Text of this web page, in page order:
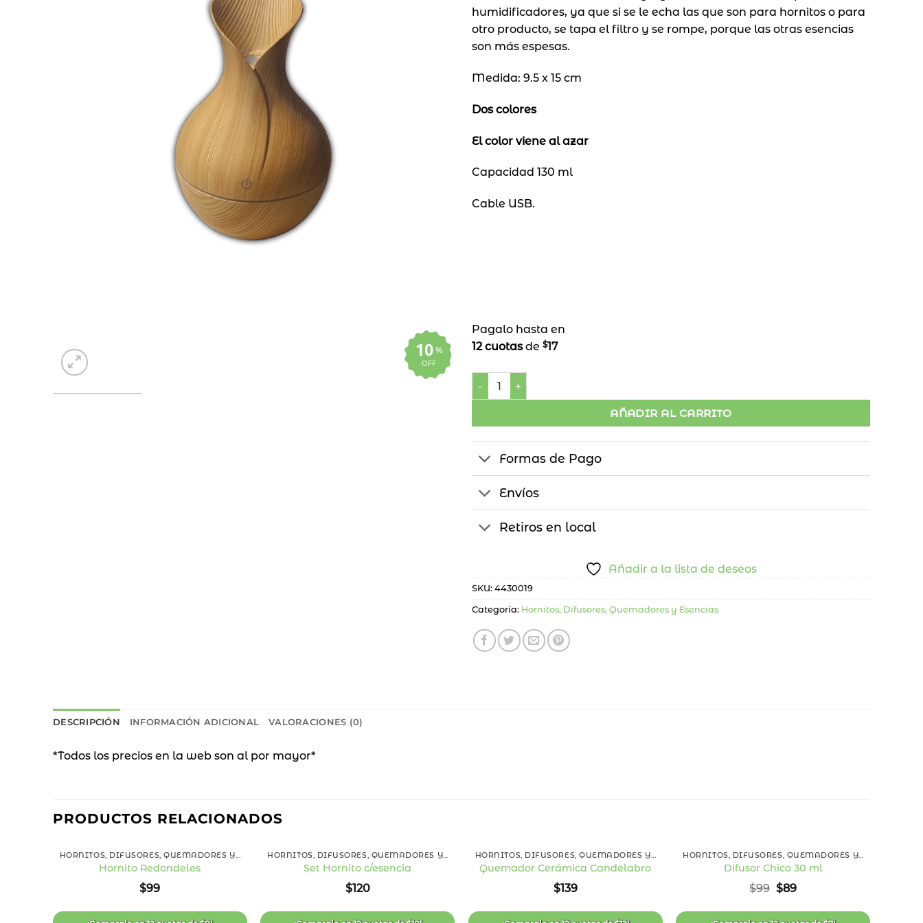
%
OFF
10
humidificadores, ya que si se le echa las que son para hornitos o para
otro producto, se tapa el filtro y se rompe, porque las otras esencias
son más espesas.
Medida: 9.5 x 15 cm
Dos colores
El color viene al azar
Capacidad 130 ml
Cable USB.
Pagalo hasta en
12 cuotasde $17
Humidificador Cilíndrico cantidad
AÑADIR AL CARRITO
Formas de Pago
Envíos
Retiros en local
Añadir a la lista de deseos
SKU: 4430019
Categoría: Hornitos, Difusores, Quemadores y Esencias
DESCRIPCIÓN INFORMACIÓN ADICIONAL VALORACIONES (0)
*Todos los precios en la web son al por mayor*
PRODUCTOS RELACIONADOS
de
deseos
HORNITOS, DIFUSORES, QUEMADORES Y ESENCIAS
Hornito Redondeles
$99
de
deseos
HORNITOS, DIFUSORES, QUEMADORES Y ESENCIAS
Set Hornito c/esencia
$120
de
deseos
HORNITOS, DIFUSORES, QUEMADORES Y ESENCIAS
Quemador Cerámica Candelabro
$139
de
deseos
HORNITOS, DIFUSORES, QUEMADORES Y ESENCIAS
Difusor Chico 30 ml
$99 El
original
$89El
actual